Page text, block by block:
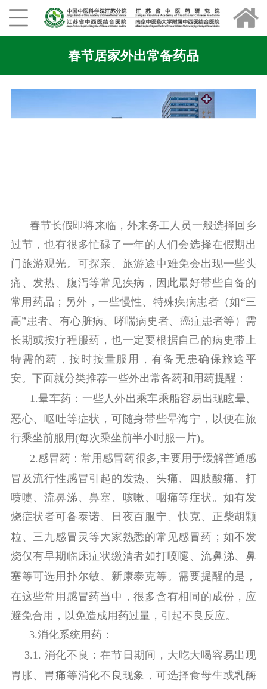
春节居家外出常备药品
春节长假即将来临，外来务工人员一般选择回乡
过节，也有很多忙碌了一年的人们会选择在假期出
门旅游观光。可探亲、旅游途中难免会出现一些头
痛、发热、腹泻等常见疾病，因此最好带些自备的
常用药品；另外，一些慢性、特殊疾病患者（如“三
高”患者、有心脏病、哮喘病史者、癌症患者等）需
长期或按疗程服药，也一定要根据自己的病史带上
特需的药，按时按量服用，有备无患确保旅途平
安。下面就分类推荐一些外出常备药和用药提醒：
1.晕车药： 一些人外出乘车乘船容易出现眩晕、
恶心、呕吐等症状，可随身带些晕海宁，以便在旅
行乘坐前服用(每次乘坐前半小时服一片)。
2.感冒药：常用感冒药很多,主要用于缓解普通感
冒及流行性感冒引起的发热、头痛、四肢酸痛、打
喷嚏、流鼻涕、鼻塞、咳嗽、咽痛等症状。如有发
烧症状者可备泰诺、日夜百服宁、快克、正柴胡颗
粒、三九感冒灵等大家熟悉的常见感冒药；如不发
烧仅有早期临床症状缴清者如打喷嚏 、流鼻涕、鼻
塞等可选用扑尔敏、新康泰克等。需要提醒的是，
在这些常用感冒药当中，很多含有相同的成份，应
避免合用，以免造成用药过量，引起不良反应。
3.消化系统用药：
3.1. 消化不良：在节日期间，大吃大喝容易出现
胃胀、 胃痛等消化不良 现象，可选择食母生或乳酶